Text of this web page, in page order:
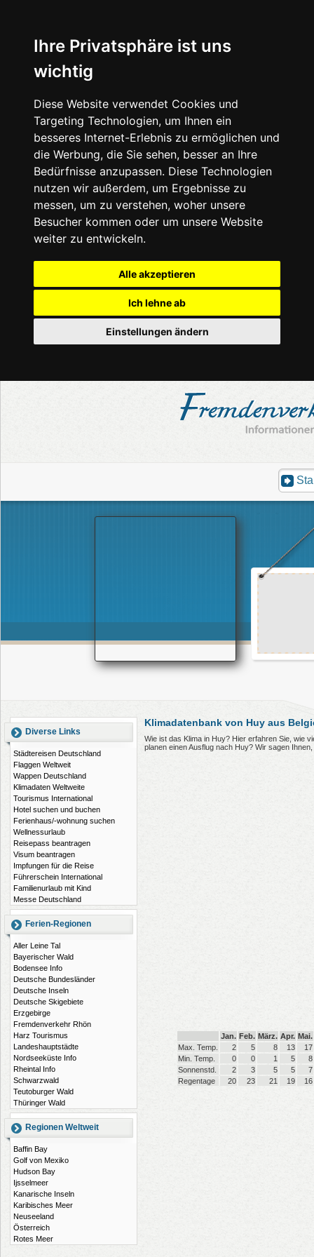
Ihre Privatsphäre ist uns
wichtig
Diese Website verwendet Cookies und
Targeting Technologien, um Ihnen ein
besseres Internet-Erlebnis zu ermöglichen und
die Werbung, die Sie sehen, besser an Ihre
Bedürfnisse anzupassen. Diese Technologien
nutzen wir außerdem, um Ergebnisse zu
messen, um zu verstehen, woher unsere
Besucher kommen oder um unsere Website
weiter zu entwickeln.
Alle akzeptieren
Ich lehne ab
Einstellungen ändern
Diverse Links
Städtereisen Deutschland
Flaggen Weltweit
Wappen Deutschland
Klimadaten Weltweite
Tourismus International
Hotel suchen und buchen
Ferienhaus/-wohnung suchen
Wellnessurlaub
Reisepass beantragen
Visum beantragen
Impfungen für die Reise
Führerschein International
Familienurlaub mit Kind
Messe Deutschland
Ferien-Regionen
Aller Leine Tal
Bayerischer Wald
Bodensee Info
Deutsche Bundesländer
Deutsche Inseln
Deutsche Skigebiete
Erzgebirge
Fremdenverkehr Rhön
Harz Tourismus
Landeshauptstädte
Nordseeküste Info
Rheintal Info
Schwarzwald
Teutoburger Wald
Thüringer Wald
Regionen Weltweit
Baffin Bay
Golf von Mexiko
Hudson Bay
Ijsselmeer
Kanarische Inseln
Karibisches Meer
Neuseeland
Österreich
Rotes Meer
Klimadatenbank von Huy aus
Wie ist das Klima in Huy? Hier erfahren Sie, wie
planen einen Ausflug nach Huy? Wir sagen
Jan. Feb. März. Apr. Mai.
Max. Temp.
2 5 8 13
17
Min. Temp.
0 0 1 5
8
Sonnenstd.
2 3 5 5
7
Regentage
20 23 21 19 16